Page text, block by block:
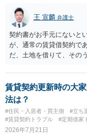
王 宣麟 弁護士
契約書がお手元にないと
が、通常の賃貸借契約で
だ、土地を借りて、その
であれば、建物を収去し
す。 その後、建物を平屋
得ているのであれば、単
する、という話になるわ
状、解体費用を負担する
に請求の根拠（なぜ当方
賃貸契約更新時の大
法は？
#住民・入居者・買主側 #立ち
#賃貸契約トラブル
#定期借家
2026年7月21日